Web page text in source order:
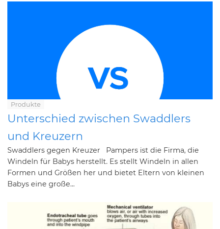
Produkte
Unterschied zwischen Swaddlers
und Kreuzern
Swaddlers gegen Kreuzer Pampers ist die Firma, die
Windeln für Babys herstellt. Es stellt Windeln in allen
Formen und Größen her und bietet Eltern von kleinen
Babys eine große...